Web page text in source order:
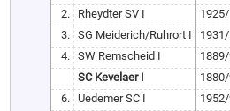
2.
Rheydter SV I
3.
SG Meiderich/Ruhrort I
4.
SW Remscheid I
SC Kevelaer I
6.
Uedemer SC I